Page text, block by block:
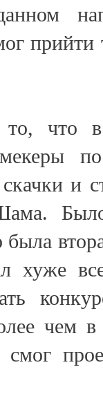
прийти
что в
и
хуже
чем
смог